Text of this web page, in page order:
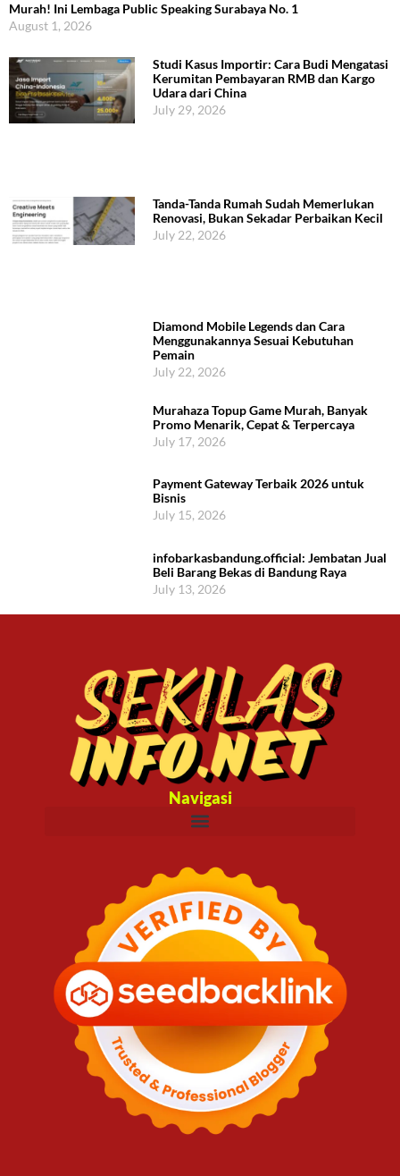
Murah! Ini Lembaga Public Speaking Surabaya No. 1
August 1, 2026
Studi Kasus Importir: Cara Budi Mengatasi
Kerumitan Pembayaran RMB dan Kargo
Udara dari China
July 29, 2026
Tanda-Tanda Rumah Sudah Memerlukan
Renovasi, Bukan Sekadar Perbaikan Kecil
July 22, 2026
Diamond Mobile Legends dan Cara
Menggunakannya Sesuai Kebutuhan
Pemain
July 22, 2026
Murahaza Topup Game Murah, Banyak
Promo Menarik, Cepat & Terpercaya
July 17, 2026
Payment Gateway Terbaik 2026 untuk
Bisnis
July 15, 2026
infobarkasbandung.official: Jembatan Jual
Beli Barang Bekas di Bandung Raya
July 13, 2026
Navigasi